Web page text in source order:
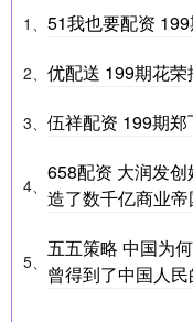
1、 51我也要配资
2、 优配送 199期花
3、 伍祥配资 199期
4、
658配资 大润发
造了数千亿商业帝
5、
五五策略 中国为
曾得到了中国人